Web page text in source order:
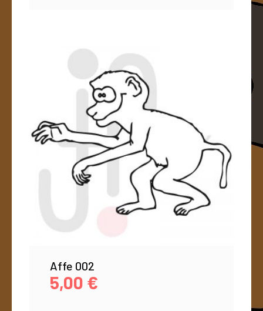
Affe 002
5,00 €